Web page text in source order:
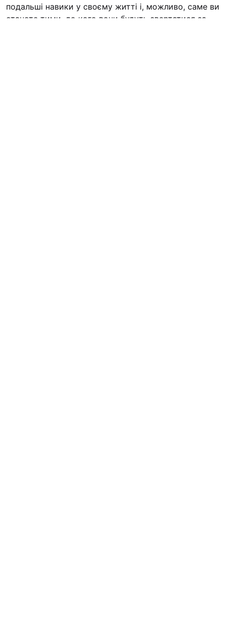
подальші навики у своєму житті і, можливо, саме ви
станете тими, до кого вони будуть звертатися за